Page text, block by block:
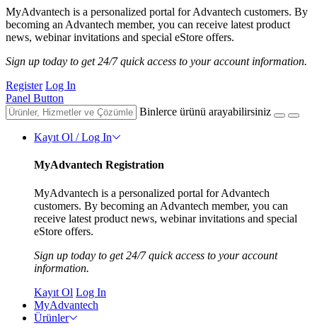
MyAdvantech is a personalized portal for Advantech customers. By
becoming an Advantech member, you can receive latest product
news, webinar invitations and special eStore offers.
Sign up today to get 24/7 quick access to your account information.
Register Log In
Panel Button
Binlerce ürünü arayabilirsiniz
Kayıt Ol / Log In
MyAdvantech Registration
MyAdvantech is a personalized portal for Advantech
customers. By becoming an Advantech member, you can
receive latest product news, webinar invitations and special
eStore offers.
Sign up today to get 24/7 quick access to your account
information.
Kayıt Ol Log In
MyAdvantech
Ürünler